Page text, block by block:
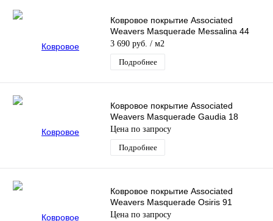
Ковровое покрытие Associated
Weavers Masquerade Messalina 44
3 690 руб. / м2
Подробнее
Ковровое покрытие Associated
Weavers Masquerade Gaudia 18
Цена по запросу
Подробнее
Ковровое покрытие Associated
Weavers Masquerade Osiris 91
Цена по запросу